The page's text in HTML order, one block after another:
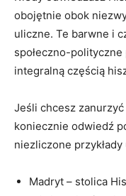
obojętnie obok
uliczne. Te barwne i
społeczno-polityczne
integralną częścią
Jeśli chcesz
koniecznie odwiedź
niezliczone
Madryt – stolica